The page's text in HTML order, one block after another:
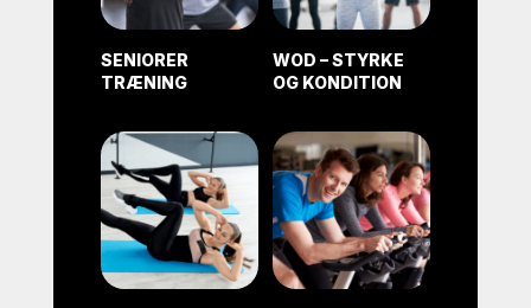
SENIORER
TRÆNING
WOD – STYRKE
OG KONDITION